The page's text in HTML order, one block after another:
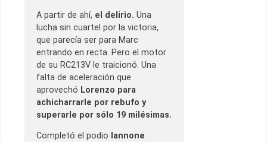
A partir de ahí, el delirio. Una
lucha sin cuartel por la victoria,
que parecía ser para Marc
entrando en recta. Pero el motor
de su RC213V le traicionó. Una
falta de aceleración que
aprovechó Lorenzo para
achicharrarle por rebufo y
superarle por sólo 19 milésimas.
Completó el podio Iannone